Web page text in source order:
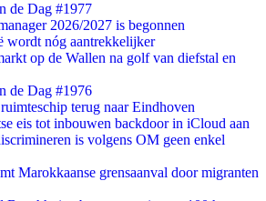
de Dag #1977
2026/2027 is begonnen
wordt nóg aantrekkelijker
op de Wallen na golf van diefstal en
de Dag #1976
terug naar Eindhoven
eis tot inbouwen backdoor in iCloud aan
is volgens OM geen enkel
Marokkaanse grensaanval door migranten